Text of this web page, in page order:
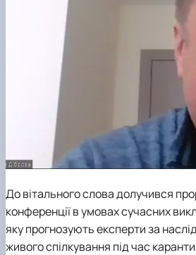
До вітального слова долучився
конференції в умовах сучасних
яку прогнозують експерти за
живого спілкування під час